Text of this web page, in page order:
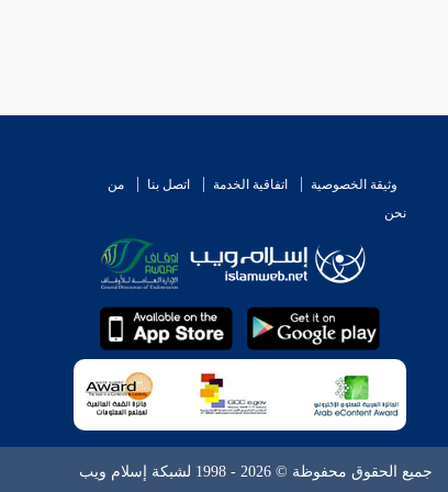
وثيقة الخصوصية اتفاقية الخدمة اتصل بنا
من
نحن
جميع الحقوق محفوظة © 2026 - 1998 لشبكة إسلام ويب